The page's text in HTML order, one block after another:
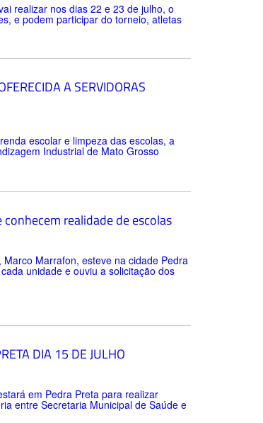
realizar nos dias 22 e 23 de julho, o
e podem participar do torneio, atletas
A SERVIDORAS
escolar e limpeza das escolas, a
Industrial de Mato Grosso
realidade de escolas
Marrafon, esteve na cidade Pedra
unidade e ouviu a solicitação dos
DIA 15 DE JULHO
em Pedra Preta para realizar
entre Secretaria Municipal de Saúde e